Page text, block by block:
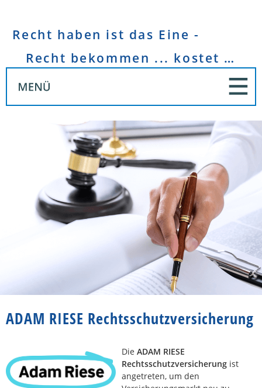
Recht haben ist das Eine -
Recht bekommen ... kostet Geld!
ADAM RIESE Rechtsschutzversicherung
Die ADAM RIESE
Rechtsschutzversicherung ist
angetreten, um den